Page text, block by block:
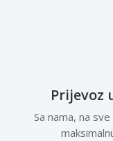
Prijevoz
Sa nama, na